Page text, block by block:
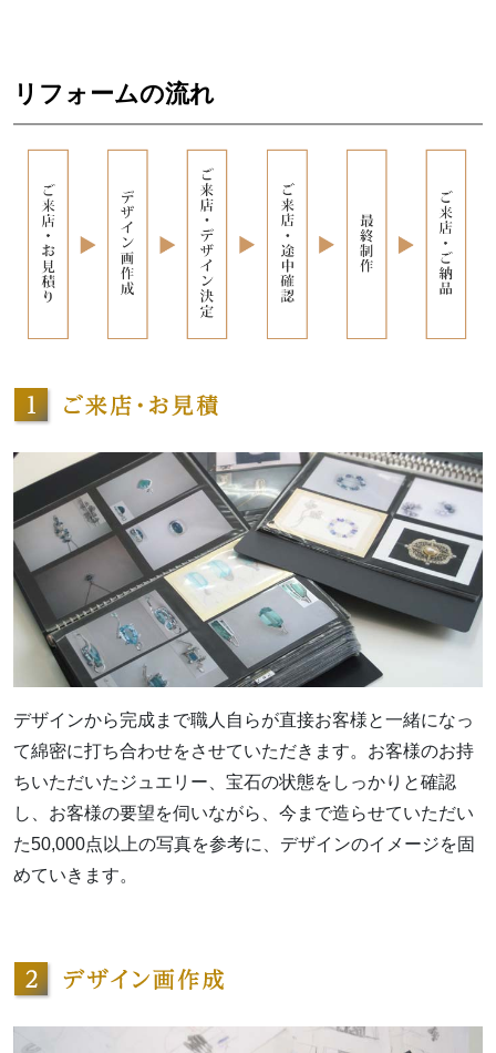
リフォームの流れ
デザインから完成まで職人自らが直接お客様と一緒になっ
て綿密に打ち合わせをさせていただきます。お客様のお持
ちいただいたジュエリー、宝石の状態をしっかりと確認
し、お客様の要望を伺いながら、今まで造らせていただい
た50,000点以上の写真を参考に、デザインのイメージを固
めていきます。